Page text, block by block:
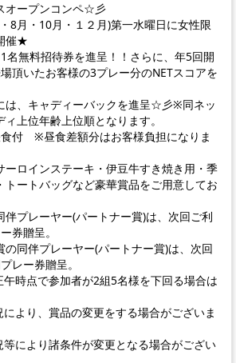
オープンコンペ☆彡
8月・10月・１２月)第一水曜日に女性限
催★
無料招待券を進呈！！さらに、年5回開
頂いたお客様の3プレー分のNETスコアを
は、キャディーバックを進呈☆彡※同ネッ
ィ上位年齢上位順となります。
付 ※昼食差額分はお客様負担になりま
ーロインステーキ・伊豆牛すき焼き用・季
トートバッグなど豪華賞品をご用意してお
プレーヤー(パートナー賞)は、次回ご利
券贈呈。
プレーヤー(パートナー賞)は、次回
レー券贈呈。
時点で参加者が2組5名様を下回る場合は
より、賞品の変更をする場合がございま
により諸条件が変更となる場合がござい